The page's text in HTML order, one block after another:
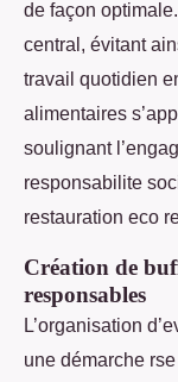
de façon
central, évitant
travail quotidien
alimentaires
soulignant
responsabilite
restauration eco
Création de
responsables
L’organisation
une démarche